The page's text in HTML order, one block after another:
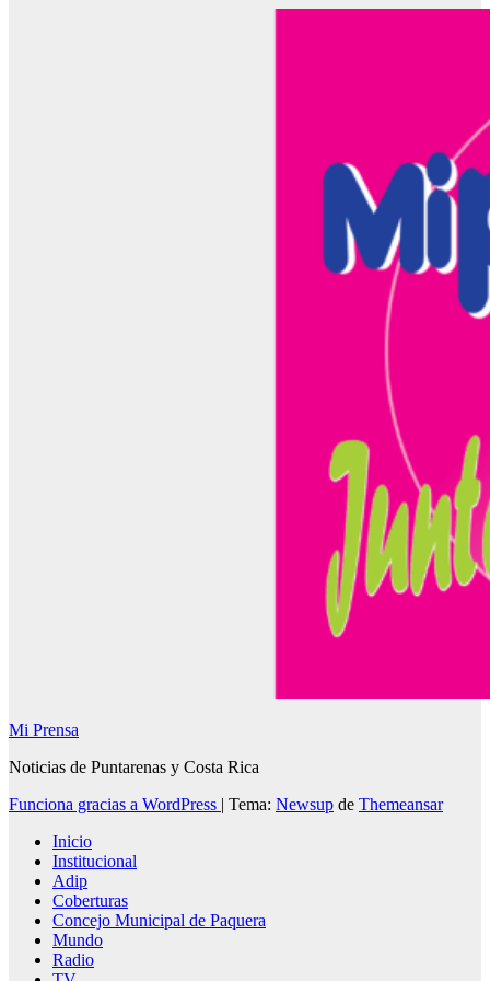
Mi Prensa
Noticias de Puntarenas y Costa Rica
Funciona gracias a WordPress | Tema: Newsup de Themeansar
Inicio
Institucional
Adip
Coberturas
Concejo Municipal de Paquera
Mundo
Radio